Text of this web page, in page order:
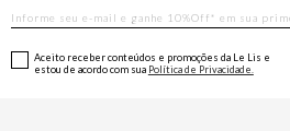
Aceito receber conteúdos e promoções da Le Lis e
estou de acordo com sua Política de Privacidade.